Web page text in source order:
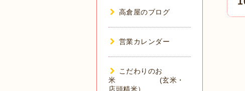
高倉屋のブログ
営業カレンダー
こだわりのお
米 (玄米・
店頭精米）